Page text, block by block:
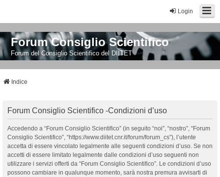
Login
Forum Consiglio Scientifico
Forum del Consiglio Scientifico del DIITET
Indice
Forum Consiglio Scientifico -Condizioni d’uso
Accedendo a “Forum Consiglio Scientifico” (in seguito “noi”, “nostro”, “Forum
Consiglio Scientifico”, “https://www.diitet.cnr.it/forum/forum_cs”), l’utente
accetta di essere vincolato legalmente alle seguenti condizioni d’uso. Se non
accetti di essere limitato legalmente dalle condizioni d’uso seguenti non
utilizzare i servizi offerti da “Forum Consiglio Scientifico”. Le condizioni d’uso
possono cambiare in qualunque momento, sarà nostra premura avvisarti di